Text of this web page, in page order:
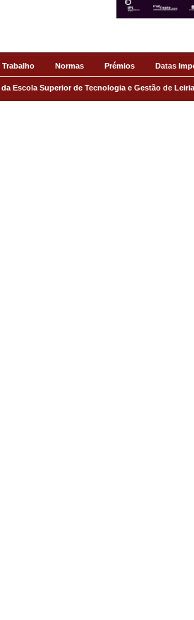
Trabalho Normas Prémios Datas
da Escola Superior de Tecnologia e Gestão de Leiria